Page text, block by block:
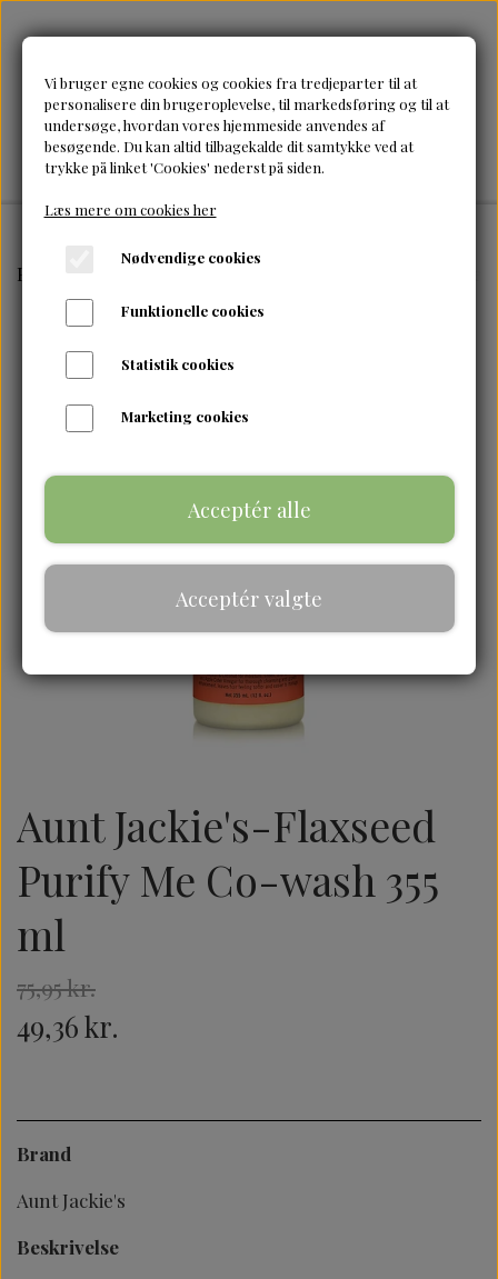
Forside Aunt Jackie's
Aunt Jackie's-Flaxseed
Purify Me Co-wash 355
ml
75,95 kr.
49,36 kr.
Brand
Aunt Jackie's
Beskrivelse
Vi bruger egne cookies og cookies fra tredjeparter til at
personalisere din brugeroplevelse, til markedsføring og til at
undersøge, hvordan vores hjemmeside anvendes af
besøgende. Du kan altid tilbagekalde dit samtykke ved at
trykke på linket 'Cookies' nederst på siden.
Læs mere om cookies her
Nødvendige cookies
Funktionelle cookies
Statistik cookies
Marketing cookies
Acceptér alle
Acceptér valgte